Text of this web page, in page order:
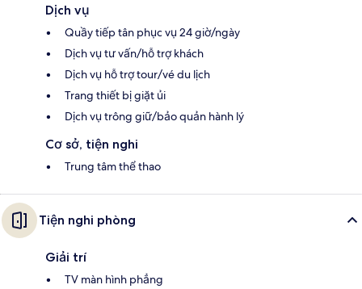
Dịch vụ
Quầy tiếp tân phục vụ 24 giờ/ngày
Dịch vụ tư vấn/hỗ trợ khách
Dịch vụ hỗ trợ tour/vé du lịch
Trang thiết bị giặt ủi
Dịch vụ trông giữ/bảo quản hành lý
Cơ sở, tiện nghi
Trung tâm thể thao
Tiện nghi phòng
Giải trí
TV màn hình phẳng